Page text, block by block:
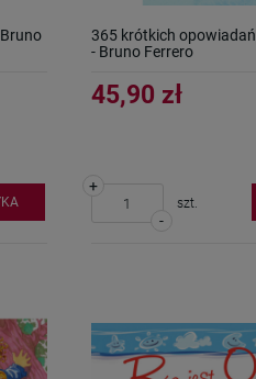
365 krótkich
- Bruno Ferrero
45,90 zł
-
+
szt.